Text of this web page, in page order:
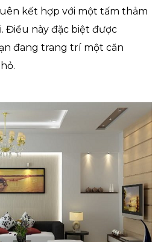
kết hợp với một tấm thảm
Điều này đặc biệt được
đang trang trí một căn